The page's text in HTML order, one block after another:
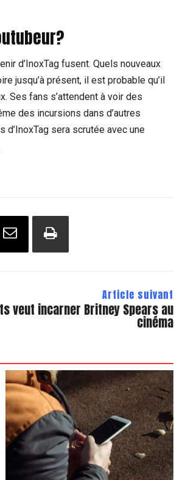
d’InoxTag fusent. Quels nouveaux
jusqu’à présent, il est probable qu’il
Ses fans s’attendent à voir des
des incursions dans d’autres
sera scrutée avec une
Article suivant
veut incarner Britney Spears au
cinéma